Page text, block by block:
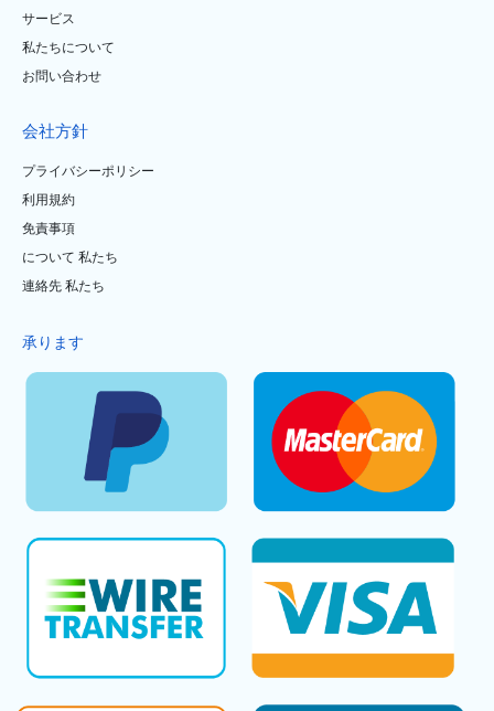
サービス
私たちについて
お問い合わせ
会社方針
プライバシーポリシー
利用規約
免責事項
について 私たち
連絡先 私たち
承ります